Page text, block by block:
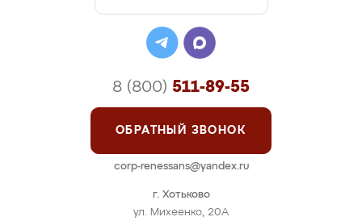
г. Хотьково
ул. Михеенко, 20А
8 (800) 511-89-55
ОБРАТНЫЙ ЗВОНОК
corp-renessans@yandex.ru